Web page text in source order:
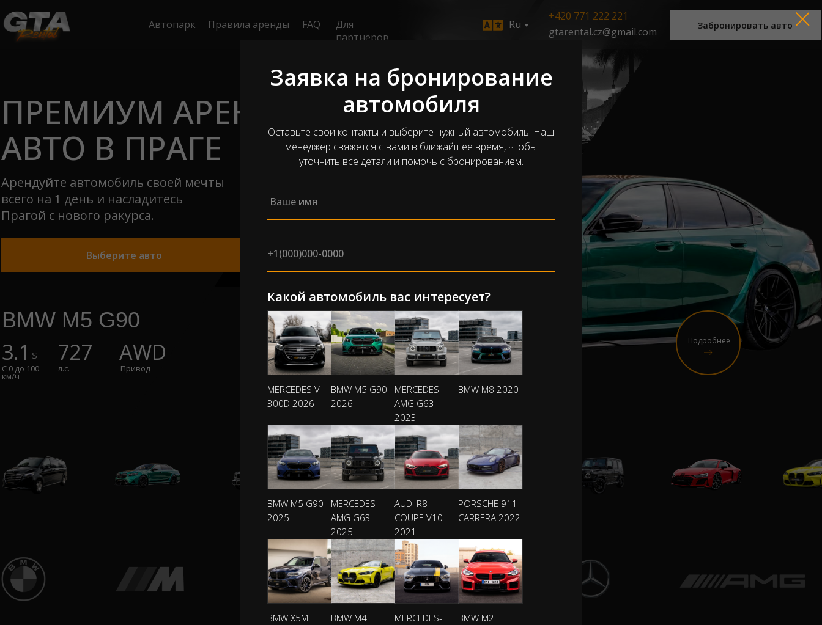
Заявка на бронирование
автомобиля
Оставьте свои контакты и выберите нужный автомобиль. Наш
менеджер свяжется с вами в ближайшее время, чтобы
уточнить все детали и помочь с бронированием.
Какой автомобиль вас интересует?
MERCEDES V
300D 2026
BMW M5 G90
2026
MERCEDES
AMG G63
2023
BMW M8 2020
BMW M5 G90
2025
MERCEDES
AMG G63
2025
AUDI R8
COUPE V10
2021
PORSCHE 911
CARRERA 2022
BMW X5M
BMW M4
MERCEDES-
BMW M2
ПРЕМИУМ АРЕНДА
АВТО В ПРАГЕ
Арендуйте автомобиль своей мечты
всего на 1 день и насладитесь
Прагой с нового ракурса.
Выберите авто
BMW M5 G90
C 0 до 100
км/ч
л.с. Привод
727 Подробнее
AWD
3.1 s
Ru
Автопарк Правила аренды
Для
партнёров
FAQ
+420 771 222 221
gtarental.cz@gmail.com
Забронировать авто